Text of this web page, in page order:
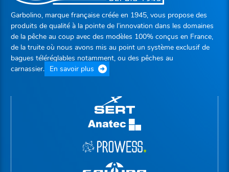
Garbolino, marque française créée en 1945, vous propose des
produits de qualité à la pointe de l’innovation dans les domaines
de la pêche au coup avec des modèles 100% conçus en France,
de la truite où nous avons mis au point un système exclusif de
bagues téléréglables notamment, ou des pêches au
carnassier. En savoir plus